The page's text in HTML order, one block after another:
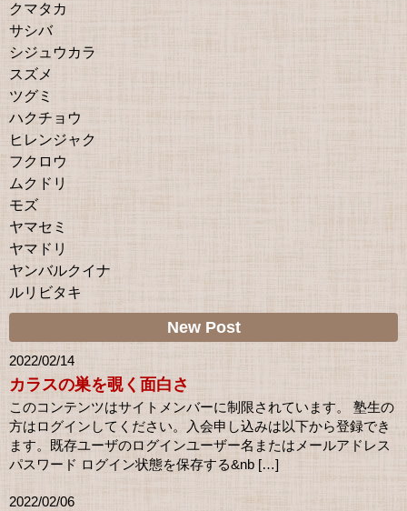
クマタカ
サシバ
シジュウカラ
スズメ
ツグミ
ハクチョウ
ヒレンジャク
フクロウ
ムクドリ
モズ
ヤマセミ
ヤマドリ
ヤンバルクイナ
ルリビタキ
New Post
2022/02/14
カラスの巣を覗く面白さ
このコンテンツはサイトメンバーに制限されています。 塾生の
方はログインしてください。入会申し込みは以下から登録でき
ます。既存ユーザのログインユーザー名またはメールアドレス
パスワード ログイン状態を保存する&nb […]
2022/02/06